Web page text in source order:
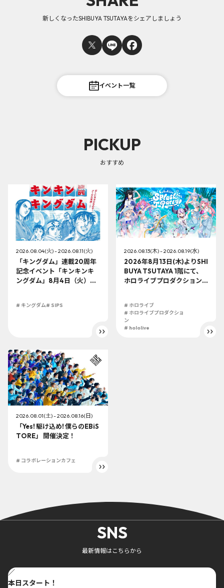
新しくなったSHIBUYA TSUTAYAをシェアしましょう
イベント一覧
PICKUP
おすすめ
2026.08.04(火) - 2026.08.11(火)
「キングダム」連載20周年
記念イベント「キンキンキ
ングダム」8月4日（火）よ
# キングダム# SIPS
2026.08.13(木) - 2026.08.19(水)
2026年8月13日(木)よりSHI
BUYA TSUTAYA 1階にて、
ホロライブプロダクション
# ホロライブ
# ホロライブプロダクショ
ン
# hololive
2026.08.01(土) - 2026.08.16(日)
「Yes! 駆け込め! 僕らのEBiS
TORE」 開催決定！
# コラボレーションカフェ
SNS
最新情報はこちらから
／
本日スタート！